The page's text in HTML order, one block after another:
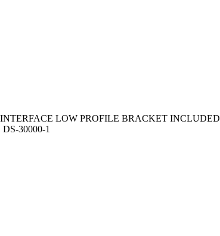
LOW PROFILE BRACKET INCLUDED
DS-30000-1